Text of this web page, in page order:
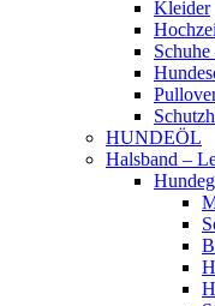
Kleider
HUNDEÖL
Halsband –